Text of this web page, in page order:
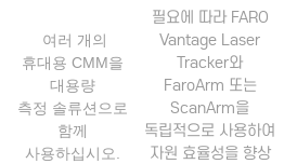
여러 개의
휴대용 CMM을
대용량
측정 솔류션으로
함께
사용하십시오.
필요에 따라 FARO
Vantage Laser
Tracker와
FaroArm 또는
ScanArm을
독립적으로 사용하여
자원 효율성을 향상